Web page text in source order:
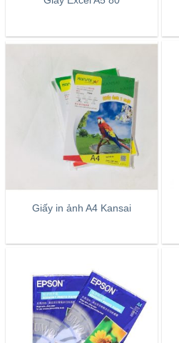
Giấy in ảnh A4 Kansai